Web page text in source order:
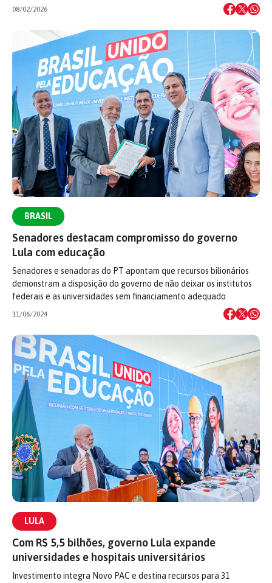
08/02/2026
BRASIL
Senadores destacam compromisso do governo
Lula com educação
Senadores e senadoras do PT apontam que recursos bilionários
demonstram a disposição do governo de não deixar os institutos
federais e as universidades sem financiamento adequado
11/06/2024
LULA
Com R$ 5,5 bilhões, governo Lula expande
universidades e hospitais universitários
Investimento integra Novo PAC e destina recursos para 31